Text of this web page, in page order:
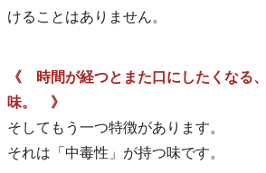
けることはありません。
《 時間が経つとまた口にしたくなる
味。 》
そしてもう一つ特徴があります。
それは「中毒性」が持つ味です。